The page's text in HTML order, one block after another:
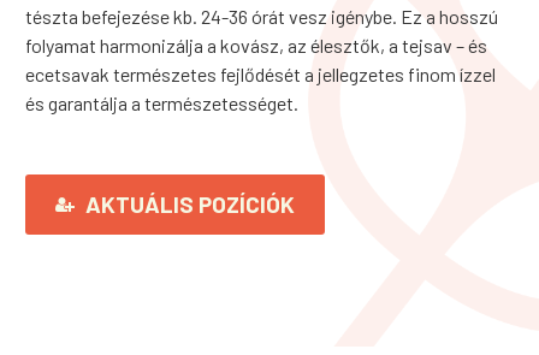
tészta befejezése kb. 24-36 órát vesz igénybe. Ez a hosszú
folyamat harmonizálja a kovász, az élesztők, a tejsav – és
ecetsavak természetes fejlődését a jellegzetes finom ízzel
és garantálja a természetességet.
 AKTUÁLIS POZÍCIÓK